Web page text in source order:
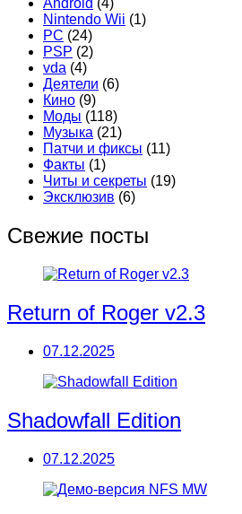
Android (4)
Nintendo Wii (1)
PC (24)
PSP (2)
vda (4)
Деятели (6)
Кино (9)
Моды (118)
Музыка (21)
Патчи и фиксы (11)
Факты (1)
Читы и секреты (19)
Эксклюзив (6)
Свежие посты
Return of Roger v2.3
07.12.2025
Shadowfall Edition
07.12.2025